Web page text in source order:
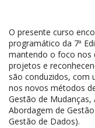
O presente curso
programático da 7ª
mantendo o foco nos
projetos e
são conduzidos, com
nos novos métodos
Gestão de
Abordagem de
Gestão de Dados).